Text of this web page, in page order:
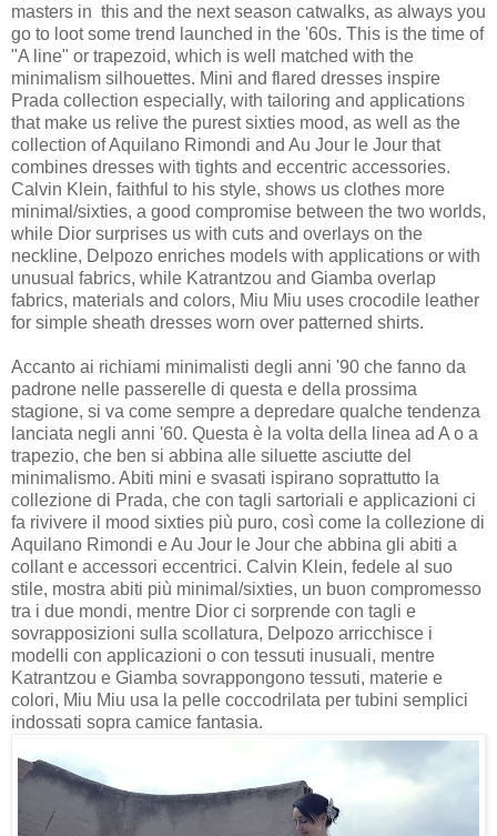
masters in this and the next season catwalks, as always you
go to loot some trend launched in the '60s. This is the time of
"A line" or trapezoid, which is well matched with the
minimalism silhouettes. Mini and flared dresses inspire
Prada collection especially, with tailoring and applications
that make us relive the purest sixties mood, as well as the
collection of Aquilano Rimondi and Au Jour le Jour that
combines dresses with tights and eccentric accessories.
Calvin Klein, faithful to his style, shows us clothes more
minimal/sixties, a good compromise between the two worlds,
while Dior surprises us with cuts and overlays on the
neckline, Delpozo enriches models with applications or with
unusual fabrics, while Katrantzou and Giamba overlap
fabrics, materials and colors, Miu Miu uses crocodile leather
for simple sheath dresses worn over patterned shirts.
Accanto ai richiami minimalisti degli anni '90 che fanno da
padrone nelle passerelle di questa e della prossima
stagione, si va come sempre a depredare qualche tendenza
lanciata negli anni '60. Questa è la volta della linea ad A o a
trapezio, che ben si abbina alle siluette asciutte del
minimalismo. Abiti mini e svasati ispirano soprattutto la
collezione di Prada, che con tagli sartoriali e applicazioni ci
fa rivivere il mood sixties più puro, così come la collezione di
Aquilano Rimondi e Au Jour le Jour che abbina gli abiti a
collant e accessori eccentrici. Calvin Klein, fedele al suo
stile, mostra abiti più minimal/sixties, un buon compromesso
tra i due mondi, mentre Dior ci sorprende con tagli e
sovrapposizioni sulla scollatura, Delpozo arricchisce i
modelli con applicazioni o con tessuti inusuali, mentre
Katrantzou e Giamba sovrappongono tessuti, materie e
colori, Miu Miu usa la pelle coccodrilata per tubini semplici
indossati sopra camice fantasia.